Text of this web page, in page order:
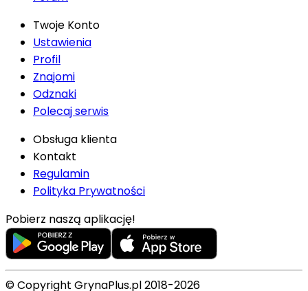
Twoje Konto
Ustawienia
Profil
Znajomi
Odznaki
Polecaj serwis
Obsługa klienta
Kontakt
Regulamin
Polityka Prywatności
Pobierz naszą aplikację!
© Copyright GrynaPlus.pl 2018-2026